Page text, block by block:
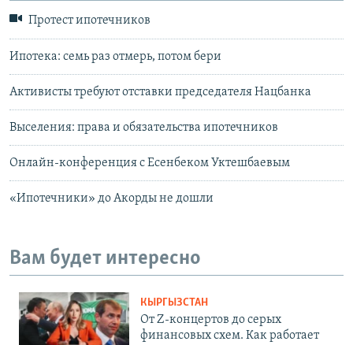
Протест ипотечников
Ипотека: семь раз отмерь, потом бери
Активисты требуют отставки председателя Нацбанка
Выселения: права и обязательства ипотечников
Онлайн-конференция с Есенбеком Уктешбаевым
«Ипотечники» до Акорды не дошли
Вам будет интересно
КЫРГЫЗСТАН
От Z-концертов до серых
финансовых схем. Как работает